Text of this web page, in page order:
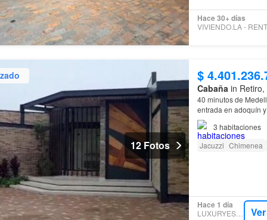
Hace 30+ días
12 Fotos
$
Cabaña in
40 minutos de
entrada en adoquín
adicionales:
3 habitaciones
Jacuzzi Chimenea
Hace 1 día
LUXURYESTATE